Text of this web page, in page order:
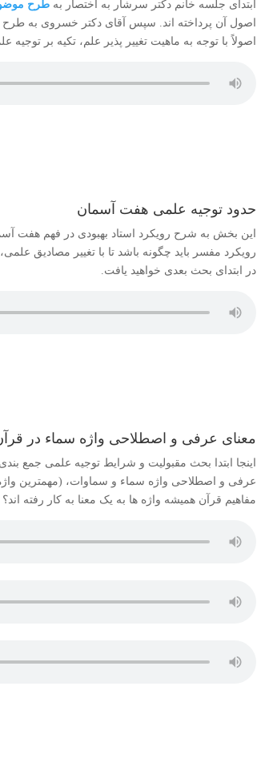
ابتدای جلسه خانم دکتر سرشار به اختصار به طرح
اصول آن پرداخته اند. سپس آقای دکتر خسروی به طرح یک
اصولاً با توجه به ماهیت تغییر پذیر علم، تکیه بر
حدود توجیه علمی هفت آسمان
این بخش به شرح رویکرد استاد بهبودی در فهم هفت
رویکرد مفسر باید چگونه باشد تا با تغییر مصادیق
در ابتدای بحث بعدی خواهید یافت.
معنای عرفی و اصطلاحی واژه سماء در
اینجا ابتدا بحث مقبولیت و شرایط توجیه علمی
عرفی و اصطلاحی واژه سماء و سماوات، (مهمترین
مفاهیم قرآن همیشه واژه ها به یک معنا به کار رفته